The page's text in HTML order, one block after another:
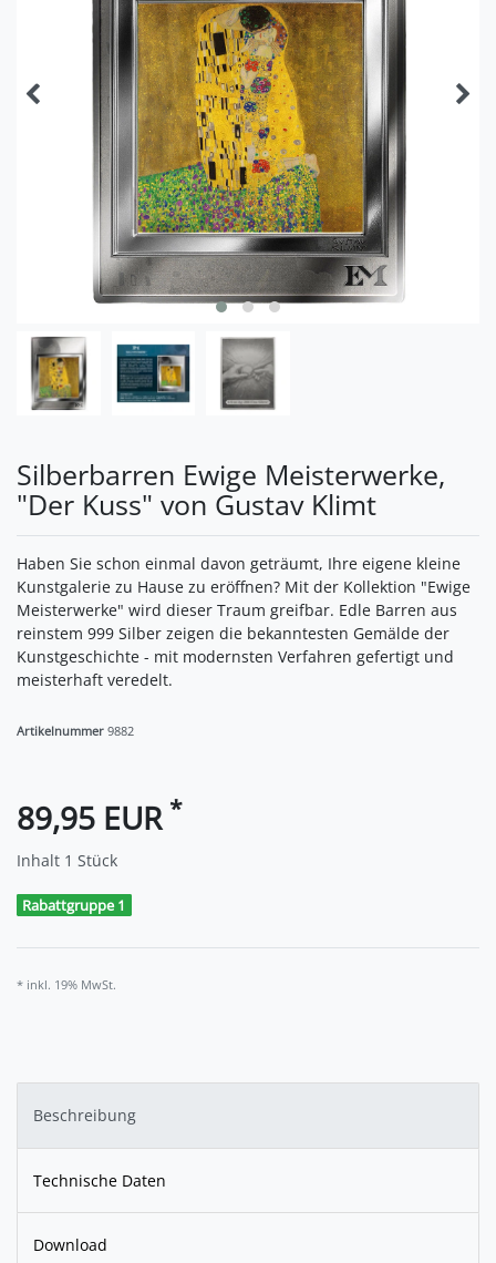
Silberbarren Ewige Meisterwerke,
"Der Kuss" von Gustav Klimt
Haben Sie schon einmal davon geträumt, Ihre eigene kleine
Kunstgalerie zu Hause zu eröffnen? Mit der Kollektion "Ewige
Meisterwerke" wird dieser Traum greifbar. Edle Barren aus
reinstem 999 Silber zeigen die bekanntesten Gemälde der
Kunstgeschichte - mit modernsten Verfahren gefertigt und
meisterhaft veredelt.
Artikelnummer 9882
89,95 EUR *
Inhalt 1 Stück
Rabattgruppe 1
* inkl. 19% MwSt.
Beschreibung
Technische Daten
Download